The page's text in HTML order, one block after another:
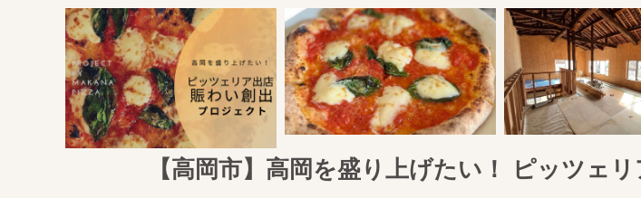
【高岡市】高岡を盛り上げたい！ ピッツェ